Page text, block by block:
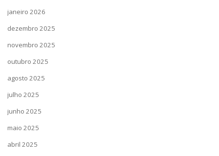
janeiro 2026
dezembro 2025
novembro 2025
outubro 2025
agosto 2025
julho 2025
junho 2025
maio 2025
abril 2025